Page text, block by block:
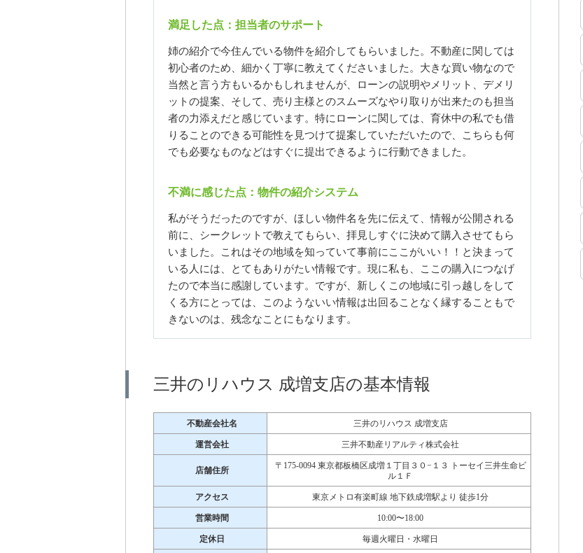
満足した点：担当者のサポート
姉の紹介で今住んでいる物件を紹介してもらいました。不動産に関しては
初心者のため、細かく丁寧に教えてくださいました。大きな買い物なので
当然と言う方もいるかもしれませんが、ローンの説明やメリット、デメリ
ットの提案、そして、売り主様とのスムーズなやり取りが出来たのも担当
者の力添えだと感じています。特にローンに関しては、育休中の私でも借
りることのできる可能性を見つけて提案していただいたので、こちらも何
でも必要なものなどはすぐに提出できるように行動できました。
不満に感じた点：物件の紹介システム
私がそうだったのですが、ほしい物件名を先に伝えて、情報が公開される
前に、シークレットで教えてもらい、拝見しすぐに決めて購入させてもら
いました。これはその地域を知っていて事前にここがいい！！と決まって
いる人には、とてもありがたい情報です。現に私も、ここの購入につなげ
たので本当に感謝しています。ですが、新しくこの地域に引っ越しをして
くる方にとっては、このようないい情報は出回ることなく縁することもで
きないのは、残念なことにもなります。
三井のリハウス 成増支店の基本情報
不動産会社名 三井のリハウス 成増支店
運営会社 三井不動産リアルティ株式会社
店舗住所
〒175-0094 東京都板橋区成増１丁目３０−１３ トーセイ三井生命ビ
ル１Ｆ
アクセス 東京メトロ有楽町線 地下鉄成増駅より 徒歩1分
営業時間 10:00〜18:00
定休日 毎週火曜日・水曜日